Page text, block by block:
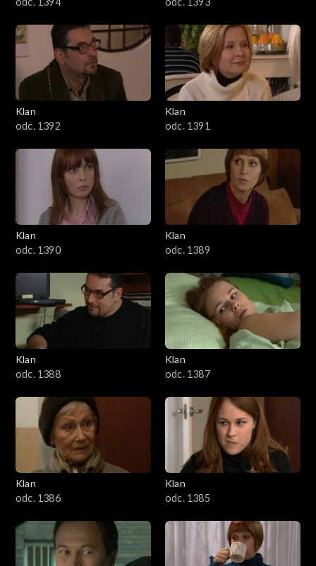
3201–3300
3101–3200
3001–3100
2901–3000
2801–2900
2701–2800
2501–2600
2401–2500
2301–2400
2201–2300
2101–2200
2001–2100
1901–2000
1801–1900
Klan
odc. 1392
Klan
odc. 1391
Klan
odc. 1390
Klan
odc. 1389
Klan
odc. 1388
Klan
odc. 1387
Klan
odc. 1386
Klan
odc. 1385